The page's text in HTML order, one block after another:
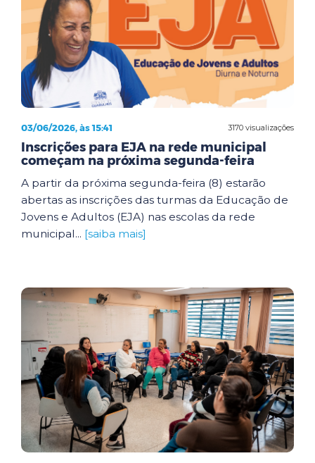
3170 visualizações
03/06/2026, às 15:41
Inscrições para EJA na rede municipal
começam na próxima segunda-feira
A partir da próxima segunda-feira (8) estarão
abertas as inscrições das turmas da Educação de
Jovens e Adultos (EJA) nas escolas da rede
municipal... [saiba mais]